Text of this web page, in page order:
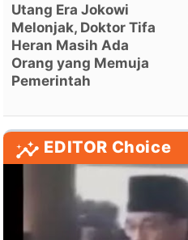
Utang Era Jokowi
Melonjak, Doktor Tifa
Heran Masih Ada
Orang yang Memuja
Pemerintah
EDITOR Choice